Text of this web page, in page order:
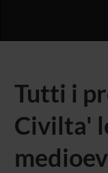
Tutti i
Civilta'